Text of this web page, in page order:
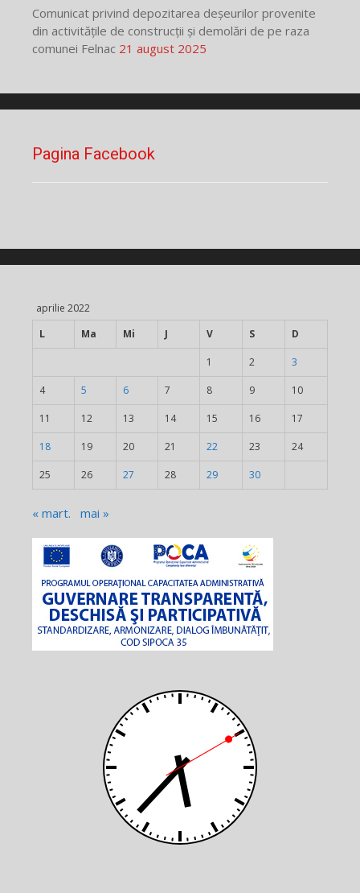
Comunicat privind depozitarea deșeurilor provenite
din activitățile de construcții și demolări de pe raza
comunei Felnac 21 august 2025
Pagina Facebook
aprilie 2022
L
Ma Mi J V S D
1 2 3
4 5 6 7 8 9 10
11 12 13 14 15 16 17
18 19 20 21 22 23 24
25 26 27 28 29 30
« mart. mai »